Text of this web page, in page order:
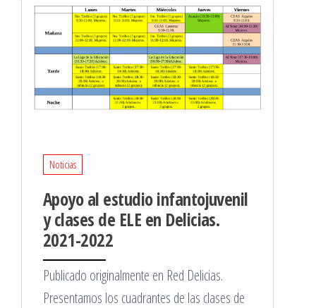
Noticias
Apoyo al estudio infantojuvenil
y clases de ELE en Delicias.
2021-2022
Publicado originalmente en Red Delicias.
Presentamos los cuadrantes de las clases de